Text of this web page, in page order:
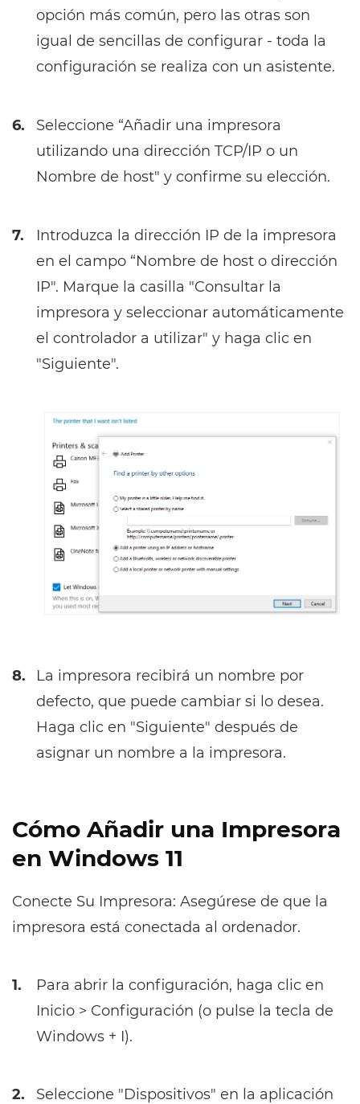
opción más común, pero las otras son
igual de sencillas de configurar - toda la
configuración se realiza con un asistente.
6.
Seleccione “Añadir una impresora
utilizando una dirección TCP/IP o un
Nombre de host" y confirme su elección.
7.
Introduzca la dirección IP de la impresora
en el campo “Nombre de host o dirección
IP". Marque la casilla "Consultar la
impresora y seleccionar automáticamente
el controlador a utilizar" y haga clic en
"Siguiente".
8.
La impresora recibirá un nombre por
defecto, que puede cambiar si lo desea.
Haga clic en "Siguiente" después de
asignar un nombre a la impresora.
Cómo Añadir una Impresora
en Windows 11
Conecte Su Impresora: Asegúrese de que la
impresora está conectada al ordenador.
1.
Para abrir la configuración, haga clic en
Inicio > Configuración (o pulse la tecla de
Windows + I).
2.
Seleccione "Dispositivos" en la aplicación